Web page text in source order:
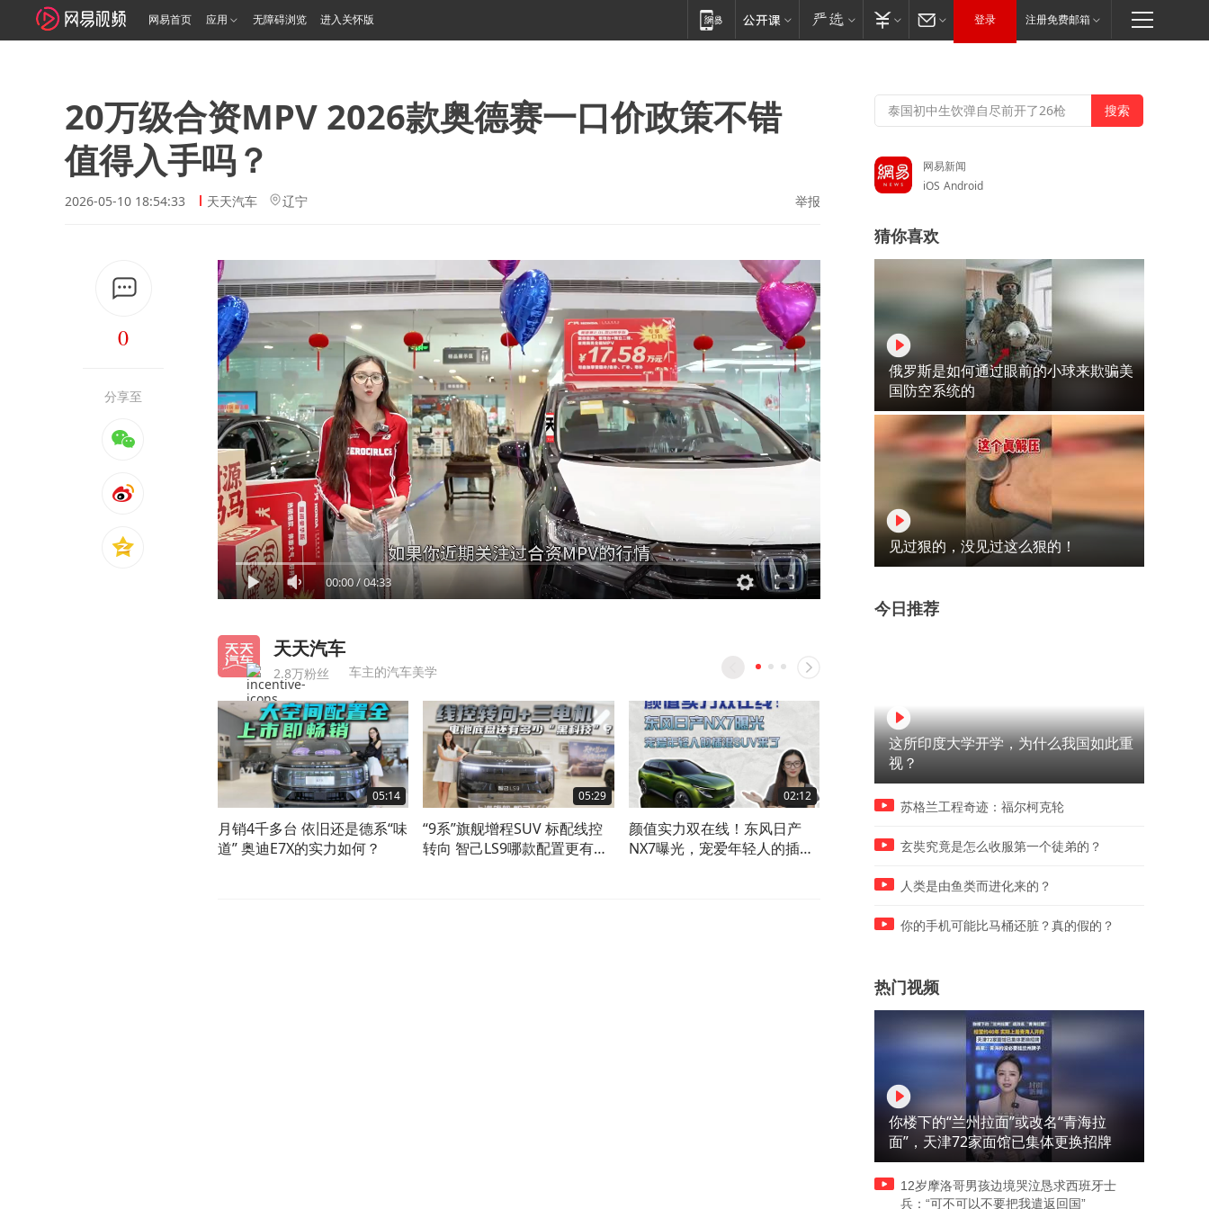
网易首页 应用 无障碍浏览 进入关怀版 登录 注册免费邮箱
20万级合资MPV 2026款奥德赛一口价政策不错
值得入手吗？
2026-05-10 18:54:33 天天汽车 辽宁 举报
0
分享至
00:00/04:33
天天汽车
2.8万粉丝 车主的汽车美学
05:14
月销4千多台 依旧还是德系“味
道” 奥迪E7X的实力如何？
05:29
“9系”旗舰增程SUV 标配线控
转向 智己LS9哪款配置更有性
02:12
颜值实力双在线！东风日产
NX7曝光，宠爱年轻人的插混
最舒适悦野方盒子
向+激光雷达 智己L6抄底老
网易新闻
iOS Android
猜你喜欢
俄罗斯是如何通过眼前的小球来欺骗美
国防空系统的
见过狠的，没见过这么狠的！
今日推荐
这所印度大学开学，为什么我国如此重
视？
苏格兰工程奇迹：福尔柯克轮
玄奘究竟是怎么收服第一个徒弟的？
人类是由鱼类而进化来的？
你的手机可能比马桶还脏？真的假的？
热门视频
你楼下的“兰州拉面”或改名“青海拉
面”，天津72家面馆已集体更换招牌
12岁摩洛哥男孩边境哭泣恳求西班牙士
兵：“可不可以不要把我遣返回国”